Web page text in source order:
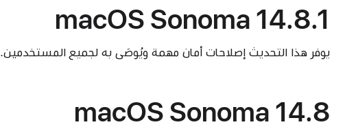
macOS Sonoma 14.8.1
يوفر هذا التحديث إصلاحات أمان مهمة ويُوصَى به لجميع المستخدمين.
macOS Sonoma 14.8